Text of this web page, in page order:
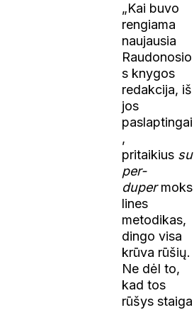
„Kai buvo
rengiama
naujausia
Raudonosio
s knygos
redakcija, iš
jos
paslaptingai
,
pritaikius su
per-
dupermoks
lines
metodikas,
dingo visa
krūva rūšių.
Ne dėl to,
kad tos
rūšys staiga